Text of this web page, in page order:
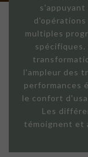
s'appuyant
multiples
l'ampleur des
performances
le confort
Les
témoignent et